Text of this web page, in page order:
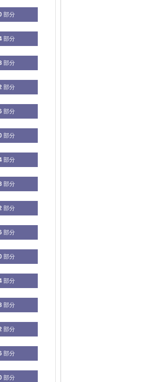
部分
部分
部分
部分
部分
部分
部分
部分
部分
部分
部分
部分
部分
部分
部分
部分